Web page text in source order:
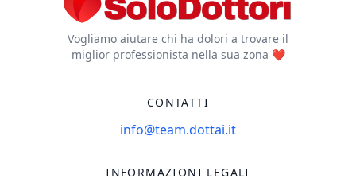
Vogliamo aiutare chi ha dolori a trovare il
miglior professionista nella sua zona ❤️
CONTATTI
info@team.dottai.it
INFORMAZIONI LEGALI